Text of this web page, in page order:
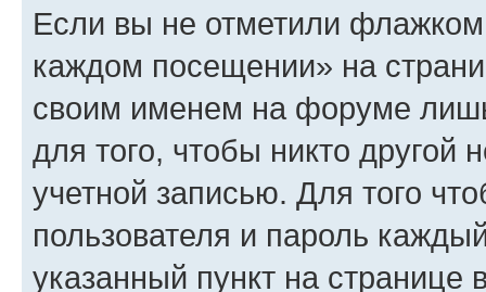
Если вы не отметили флажком
каждом посещении» на
своим именем на форуме
для того, чтобы никто другой
учетной записью. Для того
пользователя и пароль
указанный пункт на